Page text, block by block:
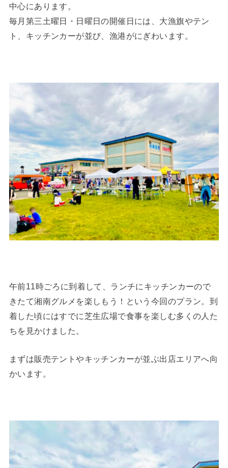
中心にあります。
毎月第三土曜日・日曜日の開催日には、大漁旗やテン
ト、キッチンカーが並び、漁港がにぎわいます。
午前11時ごろに到着して、ランチにキッチンカーので
きたて湘南グルメを楽しもう！という今回のプラン。到
着した頃にはすでに芝生広場で食事を楽しむ多くの人た
ちを見かけました。
まずは販売テントやキッチンカーが並ぶ出店エリアへ向
かいます。